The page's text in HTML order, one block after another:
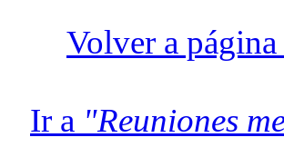
Volver a
Ir a "Reuniones